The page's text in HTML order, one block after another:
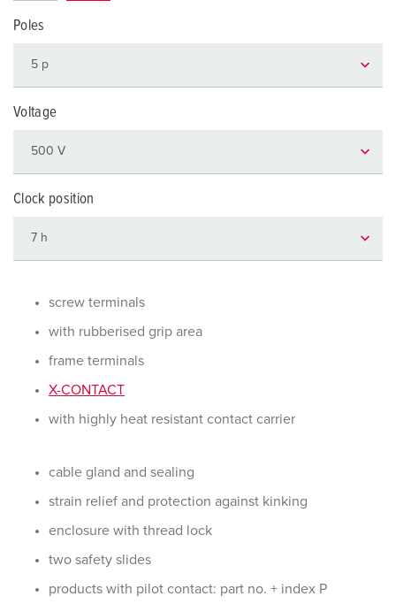
Poles
Voltage
Clock position
screw terminals
with rubberised grip area
frame terminals
X-CONTACT
with highly heat resistant contact carrier
cable gland and sealing
strain relief and protection against kinking
enclosure with thread lock
two safety slides
products with pilot contact: part no. + index P